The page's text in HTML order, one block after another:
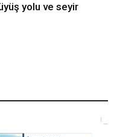
yolu ve seyir